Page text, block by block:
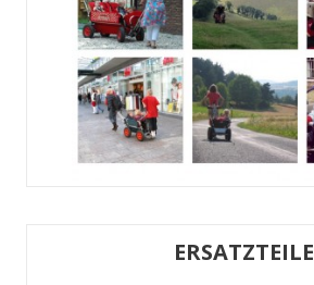
ERSATZTEILE